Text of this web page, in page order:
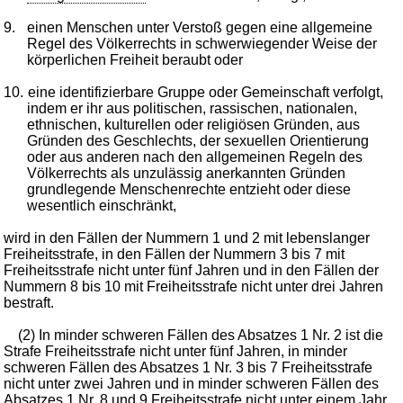
9.
einen Menschen unter Verstoß gegen eine allgemeine
Regel des Völkerrechts in schwerwiegender Weise der
körperlichen Freiheit beraubt oder
10. eine identifizierbare Gruppe oder Gemeinschaft verfolgt,
indem er ihr aus politischen, rassischen, nationalen,
ethnischen, kulturellen oder religiösen Gründen, aus
Gründen des Geschlechts, der sexuellen Orientierung
oder aus anderen nach den allgemeinen Regeln des
Völkerrechts als unzulässig anerkannten Gründen
grundlegende Menschenrechte entzieht oder diese
wesentlich einschränkt,
wird in den Fällen der Nummern 1 und 2 mit lebenslanger
Freiheitsstrafe, in den Fällen der Nummern 3 bis 7 mit
Freiheitsstrafe nicht unter fünf Jahren und in den Fällen der
Nummern 8 bis 10 mit Freiheitsstrafe nicht unter drei Jahren
bestraft.
(2) In minder schweren Fällen des Absatzes 1 Nr. 2 ist die
Strafe Freiheitsstrafe nicht unter fünf Jahren, in minder
schweren Fällen des Absatzes 1 Nr. 3 bis 7 Freiheitsstrafe
nicht unter zwei Jahren und in minder schweren Fällen des
Absatzes 1 Nr. 8 und 9 Freiheitsstrafe nicht unter einem Jahr.